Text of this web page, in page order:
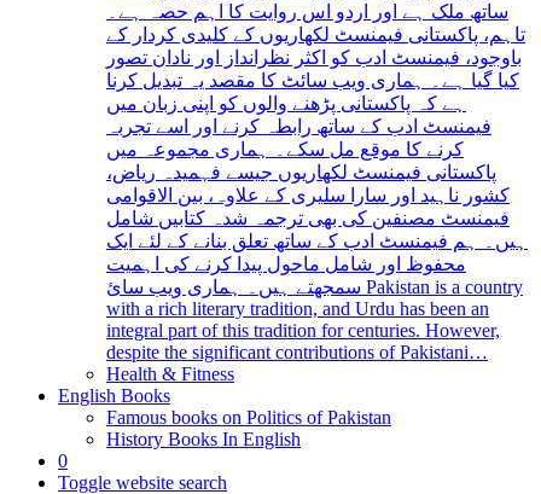
ساتھ ملک ہے اور اردو اس روایت کا اہم حصہ ہے۔
تاہم، پاکستانی فیمنسٹ لکھاریوں کے کلیدی کردار کے
باوجود، فیمنسٹ ادب کو اکثر نظرانداز اور نادان تصور
کیا گیا ہے۔ ہماری ویب سائٹ کا مقصد یہ تبدیل کرنا
ہے کہ پاکستانی پڑھنے والوں کو اپنی زبان میں
فیمنسٹ ادب کے ساتھ رابطہ کرنے اور اسے تجربہ
کرنے کا موقع مل سکے۔ ہماری مجموعہ میں
پاکستانی فیمنسٹ لکھاریوں جیسے فہمیدہ ریاض،
کشور ناہید اور سارا سلیری کے علاوہ، بین الاقوامی
فیمنسٹ مصنفین کی بھی ترجمہ شدہ کتابیں شامل
ہیں۔ ہم فیمنسٹ ادب کے ساتھ تعلق بنانے کے لئے ایک
محفوظ اور شامل ماحول پیدا کرنے کی اہمیت
سمجھتے ہیں۔ ہماری ویب سائ Pakistan is a country
with a rich literary tradition, and Urdu has been an
integral part of this tradition for centuries. However,
despite the significant contributions of Pakistani…
Health & Fitness
English Books
Famous books on Politics of Pakistan
History Books In English
0
Toggle website search